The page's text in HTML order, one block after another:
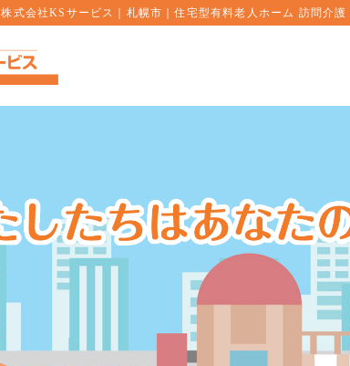
株式会社KSサービス｜札幌市｜住宅型有料老人ホーム 訪問介